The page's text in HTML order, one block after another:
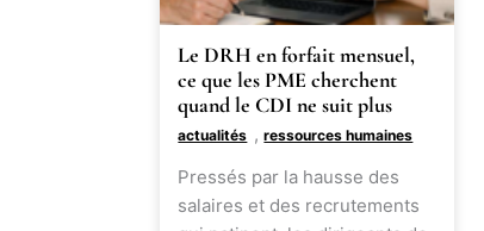
Le DRH en forfait mensuel,
ce que les PME cherchent
quand le CDI ne suit plus
actualités ,ressources humaines
Pressés par la hausse des
salaires et des recrutements